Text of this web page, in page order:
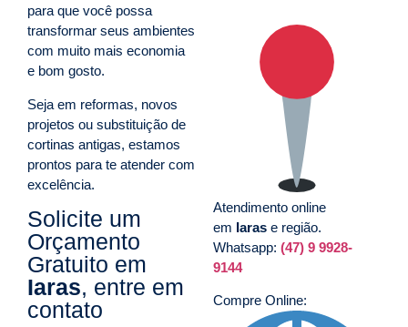
para que você possa
transformar seus ambientes
com muito mais economia
e bom gosto.
Seja em reformas, novos
projetos ou substituição de
cortinas antigas, estamos
prontos para te atender com
excelência.
Solicite um
Orçamento
Gratuito em
Iaras, entre em
contato
Atendimento online
em Iaras e região.
Whatsapp: (47) 9 9928-
9144
Compre Online: